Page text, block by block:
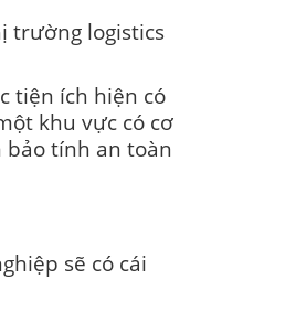
trường logistics
tiện ích hiện có
khu vực có cơ
bảo tính an toàn
sẽ có cái